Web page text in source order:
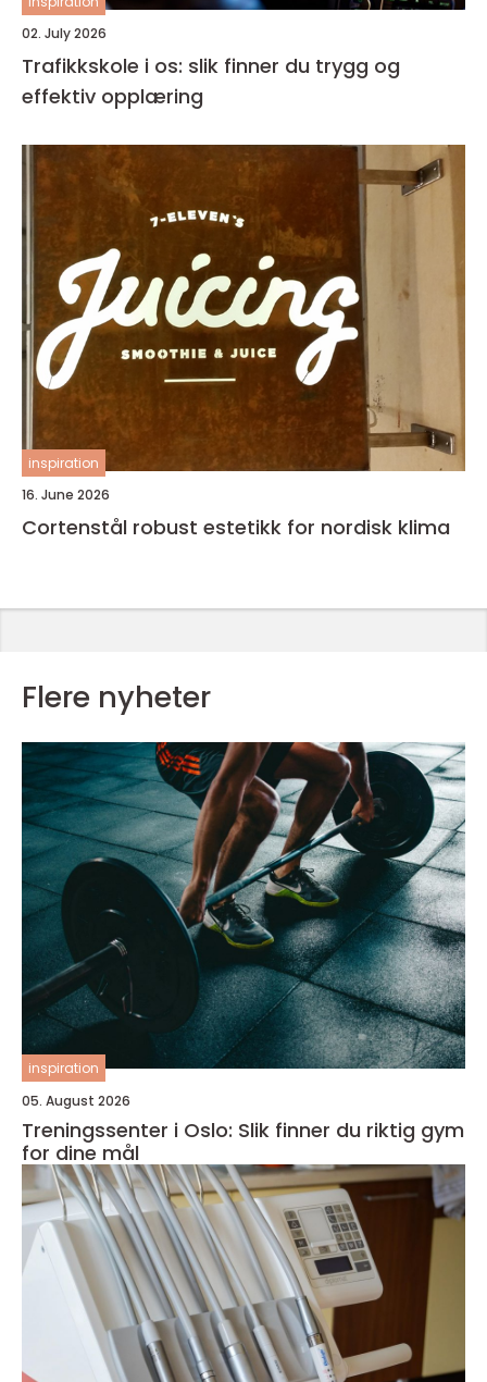
02. July 2026
Trafikkskole i os: slik finner du trygg og
effektiv opplæring
inspiration
16. June 2026
Cortenstål robust estetikk for nordisk klima
Flere nyheter
inspiration
05. August 2026
Treningssenter i Oslo: Slik finner du riktig gym
for dine mål